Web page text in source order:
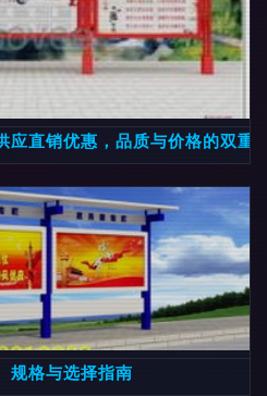
应直销优惠，品质与价格的双重
规格与选择指南